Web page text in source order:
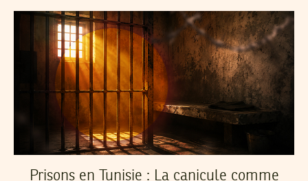
Prisons en Tunisie : La canicule comme